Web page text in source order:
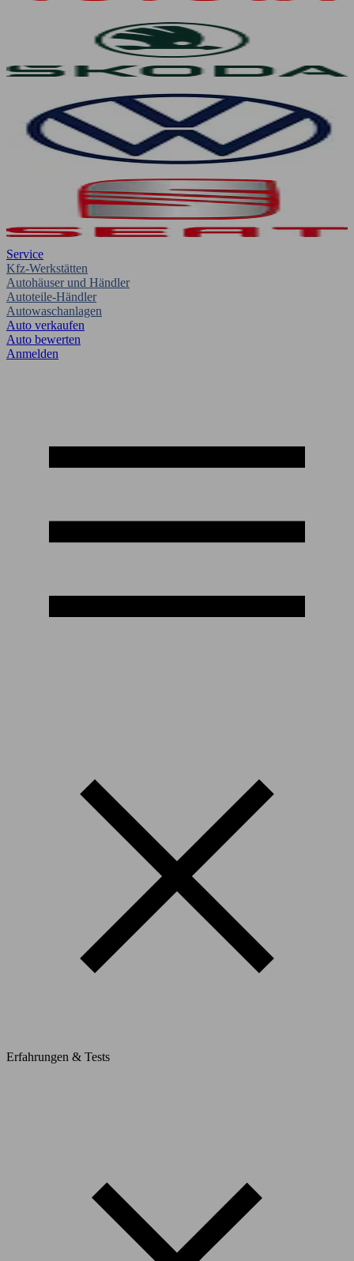
Service
Kfz-Werkstätten
Autohäuser und Händler
Autoteile-Händler
Autowaschanlagen
Auto verkaufen
Auto bewerten
Anmelden
Erfahrungen & Tests